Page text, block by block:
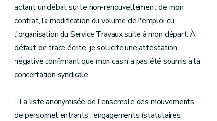
actant un débat sur le non-renouvellement de mon
contrat, la modification du volume de l'emploi ou
l'organisation du Service Travaux suite à mon départ. À
défaut de trace écrite, je sollicite une attestation
négative confirmant que mon cas n'a pas été soumis à la
concertation syndicale.
- La liste anonymisée de l'ensemble des mouvements
de personnel entrants : engagements (statutaires,